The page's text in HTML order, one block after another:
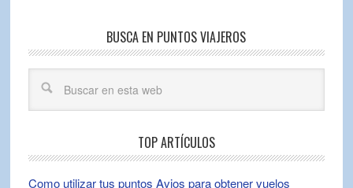
BUSCA EN PUNTOS VIAJEROS
TOP ARTÍCULOS
Como utilizar tus puntos Avios para obtener vuelos